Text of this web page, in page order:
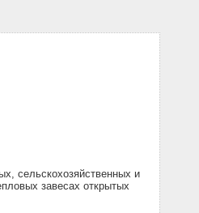
сельскохозяйственных и
завесах открытых